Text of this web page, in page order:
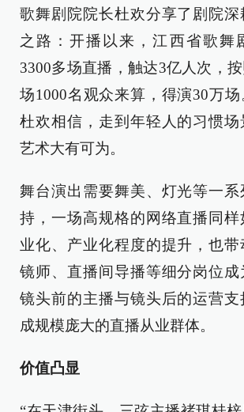
歌舞剧院院长杜欢分享了剧院
之路：开播以来，江西省歌舞
3300多场直播，触达3亿人次，
场1000名观众来算，得演30万
杜欢相信，走到年轻人的习惯
艺术大有可为。
舞台演出需要舞美、灯光等一
持，一场高规格的网络直播同
业化、产业化程度的提升，也
镜师、直播间导播等细分岗位成
镜头前的主播与镜头后的运营支
成规模庞大的直播从业群体。
价值凸显